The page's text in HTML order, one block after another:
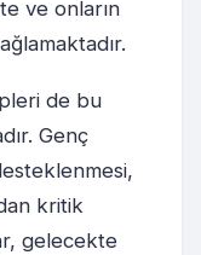
ve onların
de bu
Genç
kritik
gelecekte